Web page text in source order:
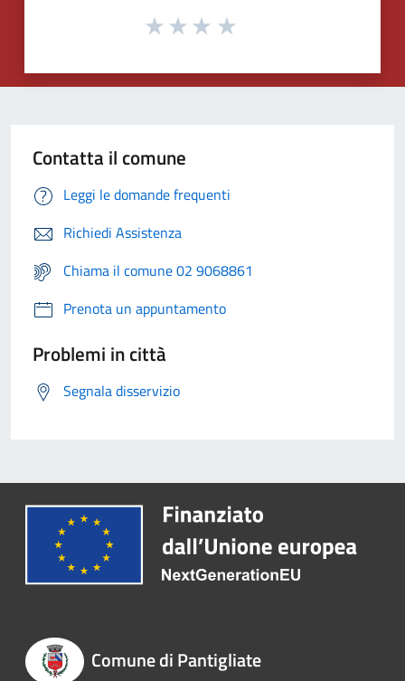
Contatta il comune
Leggi le domande frequenti
Richiedi Assistenza
Chiama il comune 02 9068861
Prenota un appuntamento
Problemi in città
Segnala disservizio
Comune di Pantigliate